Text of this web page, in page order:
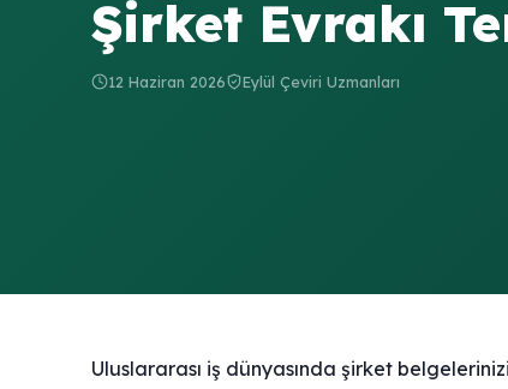
Şirket Evrakı
12 Haziran 2026 Eylül Çeviri Uzmanları
Uluslararası iş dünyasında şirket